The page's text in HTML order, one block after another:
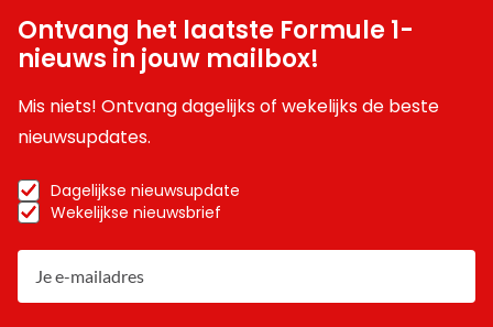
Ontvang het laatste Formule 1-
nieuws in jouw mailbox!
Mis niets! Ontvang dagelijks of wekelijks de beste
nieuwsupdates.
Dagelijkse nieuwsupdate
Wekelijkse nieuwsbrief